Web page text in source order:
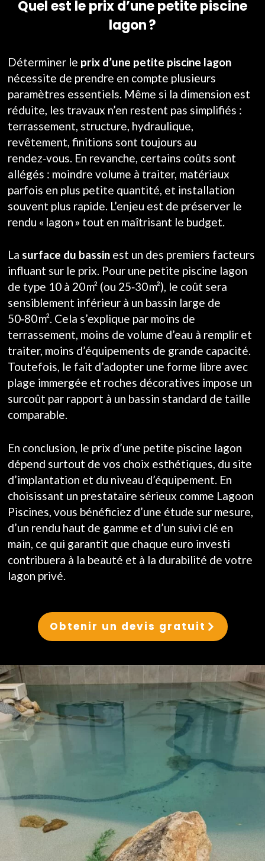
Quel est le prix d’une petite piscine
lagon ?
Déterminer le prix d’une petite piscine lagon
nécessite de prendre en compte plusieurs
paramètres essentiels. Même si la dimension est
réduite, les travaux n’en restent pas simplifiés :
terrassement, structure, hydraulique,
revêtement, finitions sont toujours au
rendez‑vous. En revanche, certains coûts sont
allégés : moindre volume à traiter, matériaux
parfois en plus petite quantité, et installation
souvent plus rapide. L’enjeu est de préserver le
rendu « lagon » tout en maîtrisant le budget.
Lasurface du bassin est un des premiers facteurs
influant sur le prix. Pour une petite piscine lagon
de type 10 à 20 m² (ou 25‑30 m²), le coût sera
sensiblement inférieur à un bassin large de
50‑80 m². Cela s’explique par moins de
terrassement, moins de volume d’eau à remplir et
traiter, moins d’équipements de grande capacité.
Toutefois, le fait d’adopter une forme libre avec
plage immergée et roches décoratives impose un
surcoût par rapport à un bassin standard de taille
comparable.
En conclusion, le prix d’une petite piscine lagon
dépend surtout de vos choix esthétiques, du site
d’implantation et du niveau d’équipement. En
choisissant un prestataire sérieux comme Lagoon
Piscines, vous bénéficiez d’une étude sur mesure,
d’un rendu haut de gamme et d’un suivi clé en
main, ce qui garantit que chaque euro investi
contribuera à la beauté et à la durabilité de votre
lagon privé.
Obtenir un devis gratuit